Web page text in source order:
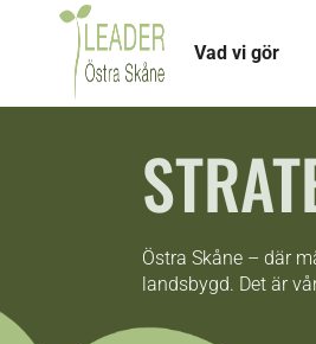
Vad vi gör
Östra Skåne – där
landsbygd. Det är